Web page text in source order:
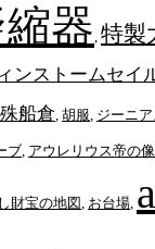
器 特製
ンストームセイ
船倉 胡服 ジーニ
ブ アウレリウス帝の像
財宝の地図 お台場